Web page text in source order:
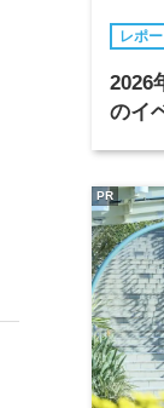
レポ
2026
のイ
PR